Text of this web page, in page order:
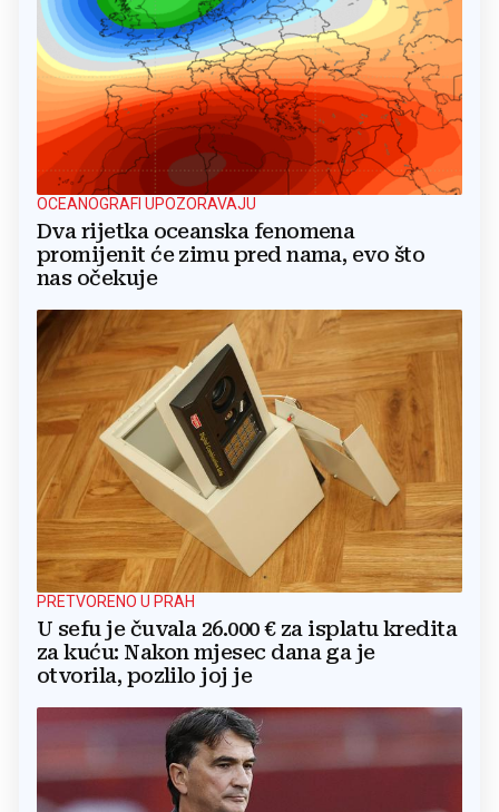
OCEANOGRAFI UPOZORAVAJU
Dva rijetka oceanska fenomena
promijenit će zimu pred nama, evo što
nas očekuje
PRETVORENO U PRAH
U sefu je čuvala 26.000 € za isplatu kredita
za kuću: Nakon mjesec dana ga je
otvorila, pozlilo joj je